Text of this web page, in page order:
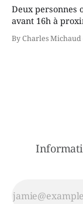
Deux personnes
avant 16h à
le secteur
victimes aurait
By Charles Michaud